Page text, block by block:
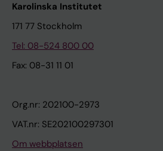
Karolinska Institutet
171 77 Stockholm
Tel: 08-524 800 00
Fax: 08-31 11 01
Org.nr: 202100-2973
VAT.nr: SE202100297301
Om webbplatsen